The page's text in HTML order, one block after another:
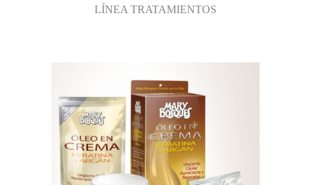
LÍNEA TRATAMIENTOS